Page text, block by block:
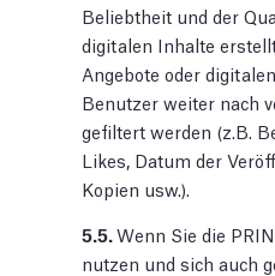
Beliebtheit und der
digitalen Inhalte
Angebote oder
Benutzer weiter nach
gefiltert werden (z.B.
Likes, Datum der
Kopien usw.).
5.5.Wenn Sie die
nutzen und sich auch